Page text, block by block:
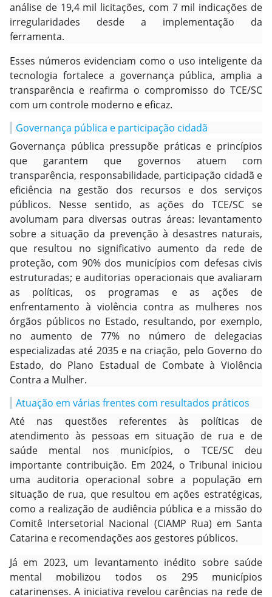
análise de 19,4 mil licitações, com 7 mil indicações de
irregularidades desde a implementação da
ferramenta.
Esses números evidenciam como o uso inteligente da
tecnologia fortalece a governança pública, amplia a
transparência e reafirma o compromisso do TCE/SC
com um controle moderno e eficaz.
Governança pública e participação cidadã
Governança pública pressupõe práticas e princípios
que garantem que governos atuem com
transparência, responsabilidade, participação cidadã e
eficiência na gestão dos recursos e dos serviços
públicos. Nesse sentido, as ações do TCE/SC se
avolumam para diversas outras áreas: levantamento
sobre a situação da prevenção à desastres naturais,
que resultou no significativo aumento da rede de
proteção, com 90% dos municípios com defesas civis
estruturadas; e auditorias operacionais que avaliaram
as políticas, os programas e as ações de
enfrentamento à violência contra as mulheres nos
órgãos públicos no Estado, resultando, por exemplo,
no aumento de 77% no número de delegacias
especializadas até 2035 e na criação, pelo Governo do
Estado, do Plano Estadual de Combate à Violência
Contra a Mulher.
Atuação em várias frentes com resultados práticos
Até nas questões referentes às políticas de
atendimento às pessoas em situação de rua e de
saúde mental nos municípios, o TCE/SC deu
importante contribuição. Em 2024, o Tribunal iniciou
uma auditoria operacional sobre a população em
situação de rua, que resultou em ações estratégicas,
como a realização de audiência pública e a missão do
Comitê Intersetorial Nacional (CIAMP Rua) em Santa
Catarina e recomendações aos gestores públicos.
Já em 2023, um levantamento inédito sobre saúde
mental mobilizou todos os 295 municípios
catarinenses. A iniciativa revelou carências na rede de